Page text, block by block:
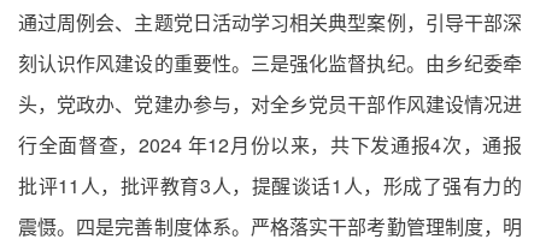
通过周例会、主题党日活动学习相关典型案例，引导干部深
刻认识作风建设的重要性。三是强化监督执纪。由乡纪委牵
头，党政办、党建办参与，对全乡党员干部作风建设情况进
行全面督查，2024 年12月份以来，共下发通报4次，通报
批评11人，批评教育3人，提醒谈话1人，形成了强有力的
震慑。四是完善制度体系。严格落实干部考勤管理制度，明